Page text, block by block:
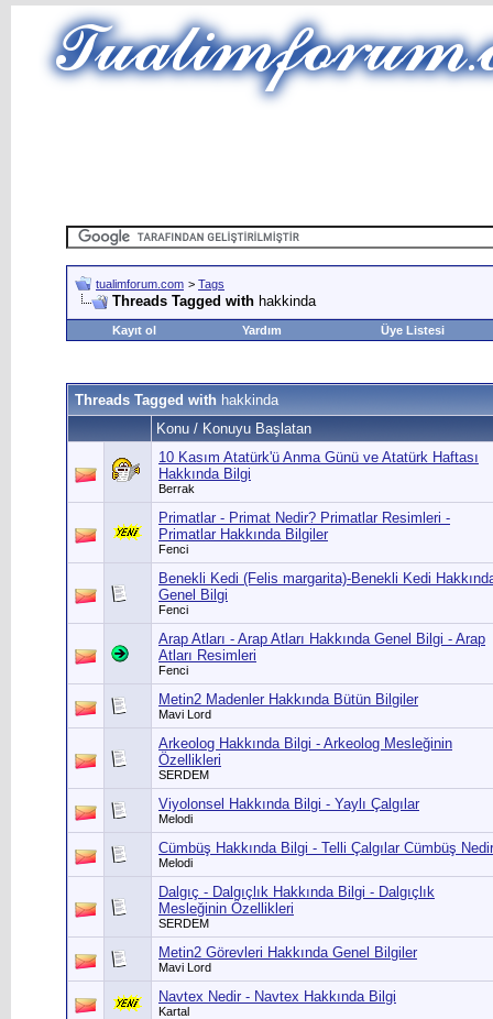
tualimforum.com > Tags
Threads Tagged with hakkinda
Kayıt ol Yardım Üye Listesi
Threads Tagged with hakkinda
Konu / Konuyu Başlatan
10 Kasım Atatürk'ü Anma Günü ve Atatürk Haftası
Hakkında Bilgi
Berrak
Primatlar - Primat Nedir? Primatlar Resimleri -
Primatlar Hakkında Bilgiler
Fenci
Benekli Kedi (Felis margarita)-Benekli Kedi
Genel Bilgi
Fenci
Arap Atları - Arap Atları Hakkında Genel Bilgi - Arap
Atları Resimleri
Fenci
Metin2 Madenler Hakkında Bütün Bilgiler
Mavi Lord
Arkeolog Hakkında Bilgi - Arkeolog Mesleğinin
Özellikleri
SERDEM
Viyolonsel Hakkında Bilgi - Yaylı Çalgılar
Melodi
Cümbüş Hakkında Bilgi - Telli Çalgılar Cümbüş Nedir
Melodi
Dalgıç - Dalgıçlık Hakkında Bilgi - Dalgıçlık
Mesleğinin Özellikleri
SERDEM
Metin2 Görevleri Hakkında Genel Bilgiler
Mavi Lord
Navtex Nedir - Navtex Hakkında Bilgi
Kartal